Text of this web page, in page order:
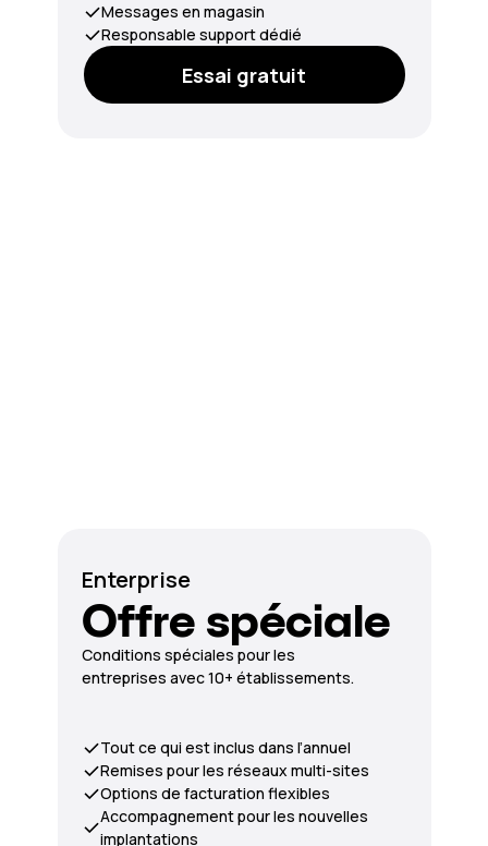
Messages en magasin
Responsable support dédié
Essai gratuit
Enterprise
Offre spéciale
Conditions spéciales pour les
entreprises avec 10+ établissements.
Tout ce qui est inclus dans l’annuel
Remises pour les réseaux multi-sites
Options de facturation flexibles
Accompagnement pour les nouvelles
implantations